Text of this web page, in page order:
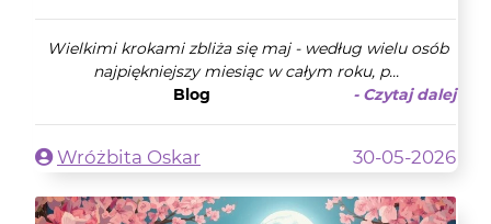
Wielkimi krokami zbliża się maj - według wielu osób
najpiękniejszy miesiąc w całym roku, p...
Blog
- Czytaj dalej
Wróżbita Oskar 30-05-2026